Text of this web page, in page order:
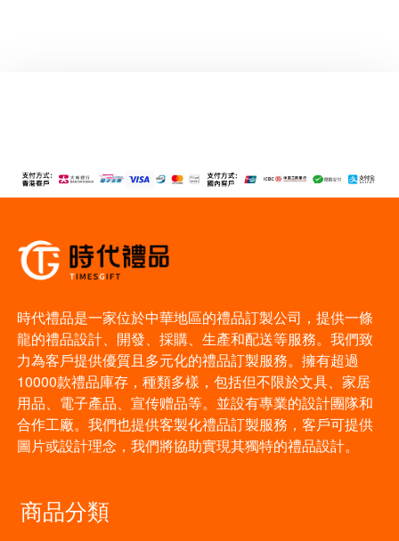
時代禮品是一家位於中華地區的禮品訂製公司，提供一條
龍的禮品設計、開發、採購、生產和配送等服務。我們致
力為客戶提供優質且多元化的禮品訂製服務。擁有超過
10000款禮品庫存，種類多樣，包括但不限於文具、家居
用品、電子產品、宣传赠品等。並設有專業的設計團隊和
合作工廠。我們也提供客製化禮品訂製服務，客戶可提供
圖片或設計理念，我們將協助實現其獨特的禮品設計。
商品分類